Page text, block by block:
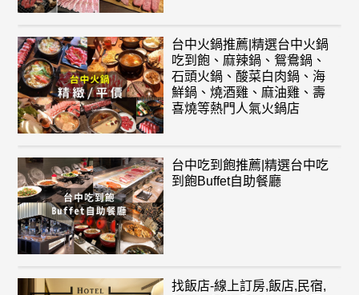
台中火鍋推薦|精選台中火鍋
吃到飽、麻辣鍋、鴛鴦鍋、
石頭火鍋、酸菜白肉鍋、海
鮮鍋、燒酒雞、麻油雞、壽
喜燒等熱門人氣火鍋店
台中吃到飽推薦|精選台中吃
到飽Buffet自助餐廳
找飯店-線上訂房,飯店,民宿,